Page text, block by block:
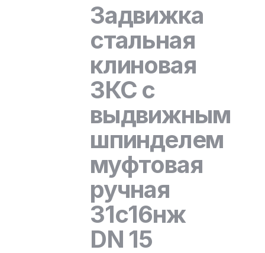
Задвижка
стальная
клиновая
ЗКС с
выдвижным
шпинделем
муфтовая
ручная
31с16нж
DN 15